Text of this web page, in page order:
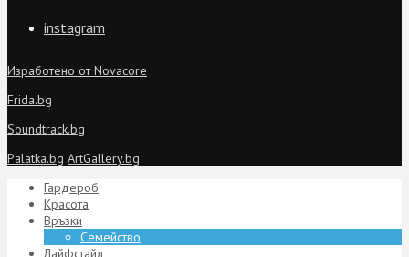
instagram
Изработено от Novacore
Frida.bg
Soundtrack.bg
Palatka.bg ArtGallery.bg
Гардероб
Красота
Връзки
Семейство
Лайфстайл